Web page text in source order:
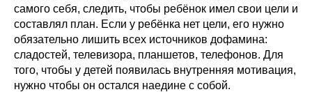
самого себя, следить, чтобы ребёнок имел свои цели и
составлял план. Если у ребёнка нет цели, его нужно
обязательно лишить всех источников дофамина:
сладостей, телевизора, планшетов, телефонов. Для
того, чтобы у детей появилась внутренняя мотивация,
нужно чтобы он остался наедине с собой.